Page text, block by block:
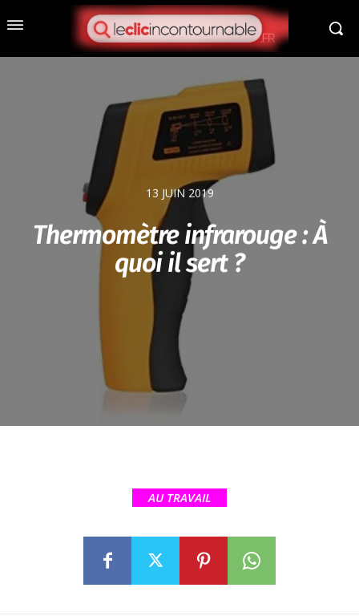
13 JUIN 2019
Thermomètre infrarouge : À
quoi il sert ?
AU TRAVAIL